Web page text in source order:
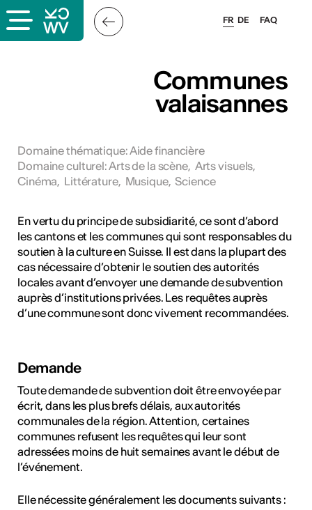
FAQ
FR DE
Communes
valaisannes
Domaine thématique:Aide financière
Domaine culturel:Arts de la scène, Arts visuels,
Cinéma, Littérature, Musique, Science
En vertu du principe de subsidiarité, ce sont d’abord
les cantons et les communes qui sont responsables du
soutien à la culture en Suisse. Il est dans la plupart des
cas nécessaire d’obtenir le soutien des autorités
locales avant d’envoyer une demande de subvention
auprès d’institutions privées. Les requêtes auprès
d’une commune sont donc vivement recommandées.
Demande
Toute demande de subvention doit être envoyée par
écrit, dans les plus brefs délais, aux autorités
communales de la région. Attention, certaines
communes refusent les requêtes qui leur sont
adressées moins de huit semaines avant le début de
l’événement.
Elle nécessite généralement les documents suivants :